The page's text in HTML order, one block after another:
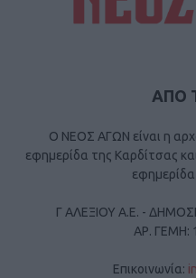
ΑΠΟ
Ο ΝΕΟΣ ΑΓΩΝ είναι η
εφημερίδα της Καρδίτσας
Γ ΑΛΕΞΙΟΥ Α.Ε. -
ΑΡ. ΓΕΜΗ:
Επικοινωνία: